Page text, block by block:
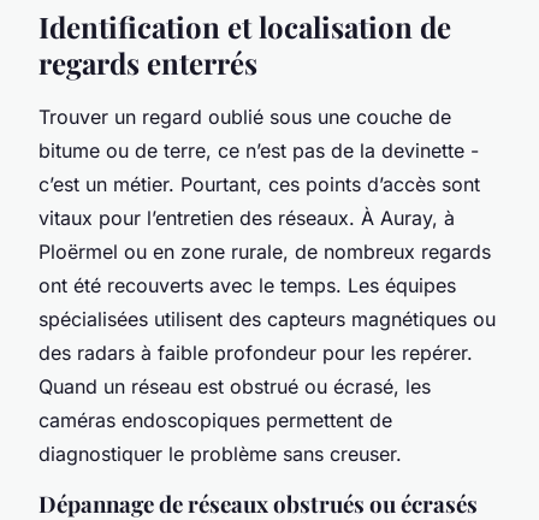
Identification et localisation de
regards enterrés
Trouver un regard oublié sous une couche de
bitume ou de terre, ce n’est pas de la devinette -
c’est un métier. Pourtant, ces points d’accès sont
vitaux pour l’entretien des réseaux. À Auray, à
Ploërmel ou en zone rurale, de nombreux regards
ont été recouverts avec le temps. Les équipes
spécialisées utilisent des capteurs magnétiques ou
des radars à faible profondeur pour les repérer.
Quand un réseau est obstrué ou écrasé, les
caméras endoscopiques permettent de
diagnostiquer le problème sans creuser.
Dépannage de réseaux obstrués ou écrasés